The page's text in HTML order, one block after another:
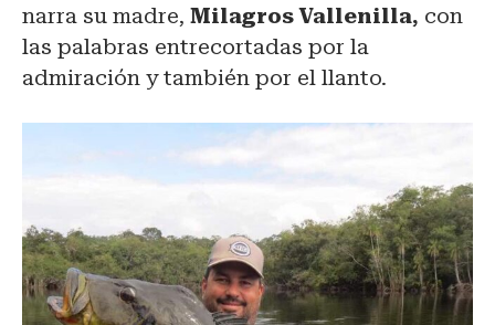
narra su madre, Milagros Vallenilla, con
las palabras entrecortadas por la
admiración y también por el llanto.